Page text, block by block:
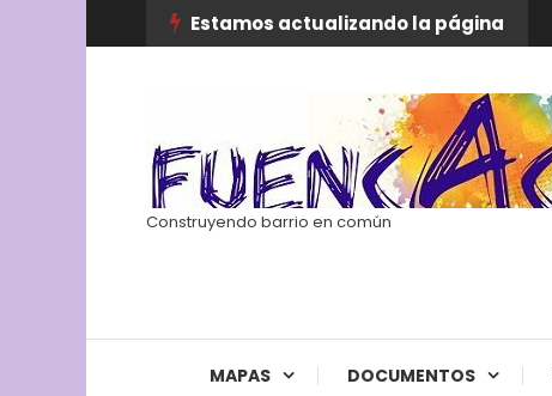
To
Estamos actualizando la página
Construyendo barrio en común
MAPAS DOCUMENTOS